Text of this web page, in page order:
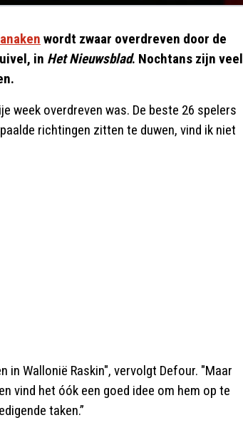
wordt zwaar overdreven door de
in Het Nieuwsblad. Nochtans zijn veel
week overdreven was. De beste 26 spelers
richtingen zitten te duwen, vind ik niet
in Wallonië Raskin", vervolgt Defour. "Maar
vind het óók een goed idee om hem op te
taken.”